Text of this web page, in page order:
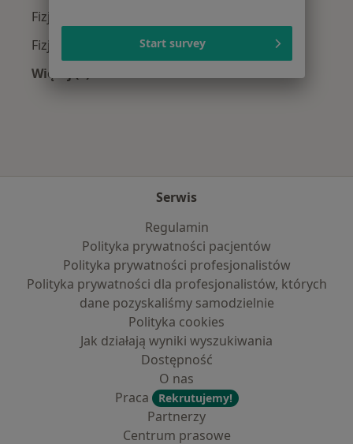
Fizjoterapeuci z POLMED w Gdańsku
Fizjoterapeuci z Signal Iduna w Gdańsku
Więcej (7)
Serwis
Regulamin
Polityka prywatności pacjentów
Polityka prywatności profesjonalistów
Polityka prywatności dla profesjonalistów, których
dane pozyskaliśmy samodzielnie
Polityka cookies
Jak działają wyniki wyszukiwania
Dostępność
O nas
Praca
Rekrutujemy!
Partnerzy
Centrum prasowe
Start survey